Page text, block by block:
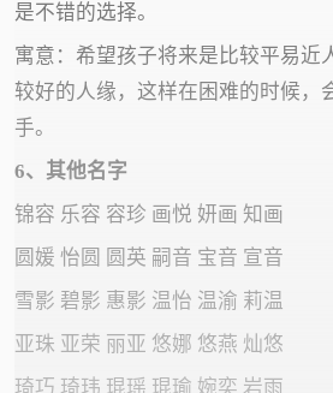
是不错的选择。
寓意：希望孩子将来是比较平易近
较好的人缘，这样在困难的时候，
手。
6、其他名字
锦容 乐容 容珍 画悦 妍画 知画
圆媛 怡圆 圆英 嗣音 宝音 宣音
雪影 碧影 惠影 温怡 温渝 莉温
亚珠 亚荣 丽亚 悠娜 悠燕 灿悠
琦巧 琦玮 琨瑶 琨瑜 婉奕 岩雨